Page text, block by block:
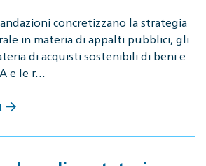
concretizzano la strategia
in materia di appalti pubblici, gli
di acquisti sostenibili di beni e
e le r…